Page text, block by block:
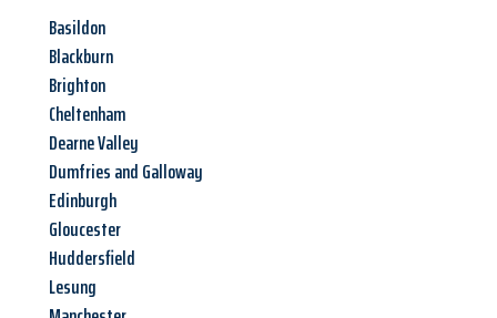
Basildon
Blackburn
Brighton
Cheltenham
Dearne Valley
Dumfries and Galloway
Edinburgh
Gloucester
Huddersfield
Lesung